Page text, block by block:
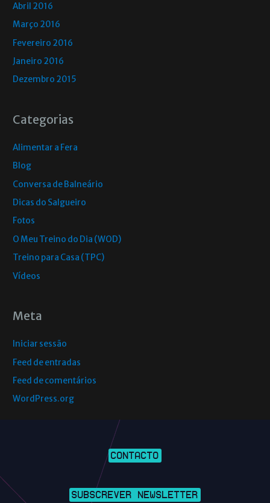
Abril 2016
Março 2016
Fevereiro 2016
Janeiro 2016
Dezembro 2015
Categorias
Alimentar a Fera
Blog
Conversa de Balneário
Dicas do Salgueiro
Fotos
O Meu Treino do Dia (WOD)
Treino para Casa (TPC)
Vídeos
Meta
Iniciar sessão
Feed de entradas
Feed de comentários
WordPress.org
CONTACTO
SUBSCREVER NEWSLETTER